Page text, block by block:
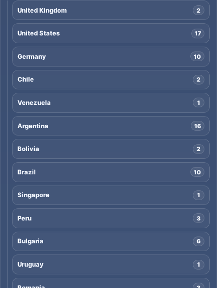
United Kingdom 2
United States 17
Germany 10
Chile 2
Venezuela 1
Argentina 16
Bolivia 2
Brazil 10
Singapore 1
Peru 3
Bulgaria 6
Uruguay 1